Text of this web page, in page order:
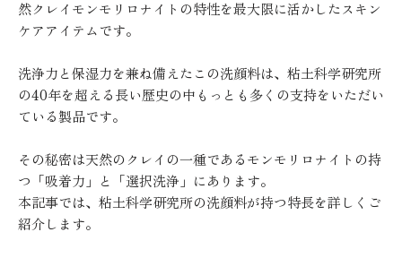
然クレイモンモリロナイトの特性を最大限に活かしたスキン
ケアアイテムです。
洗浄力と保湿力を兼ね備えたこの洗顔料は、粘土科学研究所
の40年を超える長い歴史の中もっとも多くの支持をいただい
ている製品です。
その秘密は天然のクレイの一種であるモンモリロナイトの持
つ「吸着力」と「選択洗浄」にあります。
本記事では、粘土科学研究所の洗顔料が持つ特長を詳しくご
紹介します。